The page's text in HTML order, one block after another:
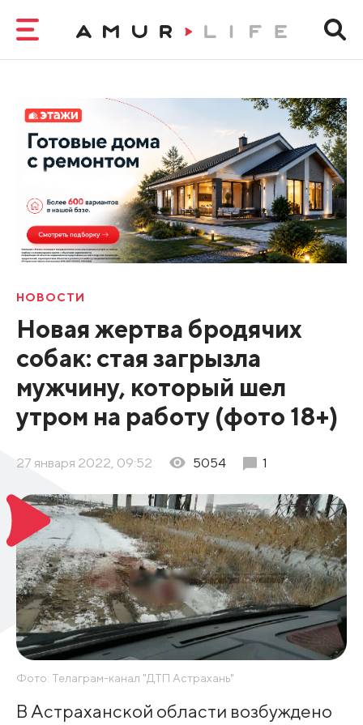
НОВОСТИ
Новая жертва бродячих
собак: стая загрызла
мужчину, который шел
утром на работу (фото 18+)
27 января 2022, 09:52 5054 1
Фото: Телаграм-канал "ДТП Астрахань"
В Астраханской области возбуждено